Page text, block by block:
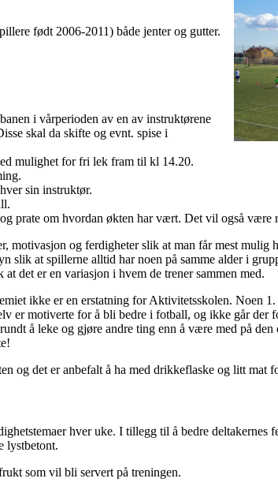
født 2006-2011) både jenter og gutter.
i vårperioden av en av instruktørene
skal da skifte og evnt. spise i
mulighet for fri lek fram til kl 14.20.
sin instruktør.
prate om hvordan økten har vært. Det vil også være
motivasjon og ferdigheter slik at man får mest mulig
slik at spillerne alltid har noen på samme alder i
det er en variasjon i hvem de trener sammen med.
ikke er en erstatning for Aktivitetsskolen. Noen
er motiverte for å bli bedre i fotball, og ikke går der
å leke og gjøre andre ting enn å være med på
og det er anbefalt å ha med drikkeflaske og litt mat
hver uke. I tillegg til å bedre deltakernes
lystbetont.
som vil bli servert på treningen.